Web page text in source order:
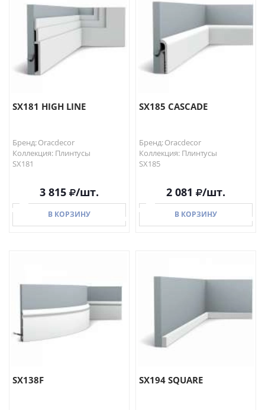
В КОРЗИНУ В КОРЗИНУ
SX181 HIGH LINE
Бренд: Oracdecor
Коллекция: Плинтусы
SX181
3 815 /шт.
В КОРЗИНУ
SX185 CASCADE
Бренд: Oracdecor
Коллекция: Плинтусы
SX185
2 081 /шт.
В КОРЗИНУ
В КОРЗИНУ
SX138F SX194 SQUARE